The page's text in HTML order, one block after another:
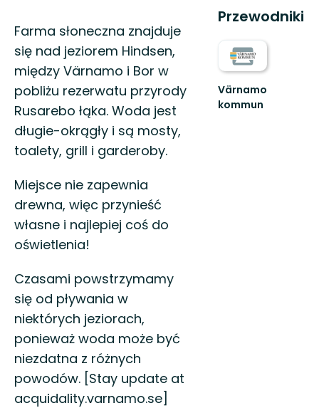
Opis
Farma słoneczna znajduje
się nad jeziorem Hindsen,
między Värnamo i Bor w
pobliżu rezerwatu przyrody
Rusarebo łąka. Woda jest
długie-okrągły i są mosty,
toalety, grill i garderoby.
Miejsce nie zapewnia
drewna, więc przynieść
własne i najlepiej coś do
oświetlenia!
Czasami powstrzymamy
się od pływania w
niektórych jeziorach,
ponieważ woda może być
niezdatna z różnych
powodów. [Stay update at
acquidality.varnamo.se]
Przewodniki
Värnamo
kommun